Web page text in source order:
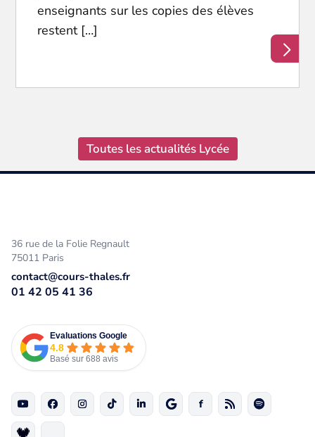
enseignants sur les copies des élèves
restent […]
Toutes les actualités Lycée
36 rue de la Folie Regnault
75011 Paris
contact@cours-thales.fr
01 42 05 41 36
Evaluations Google
4.8
Basé sur 688 avis